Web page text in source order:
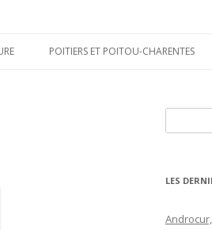
POITIERS ET POITOU-CHARENTES
LES